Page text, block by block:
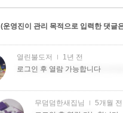
(운영진이 관리 목적으로 입력한 댓글